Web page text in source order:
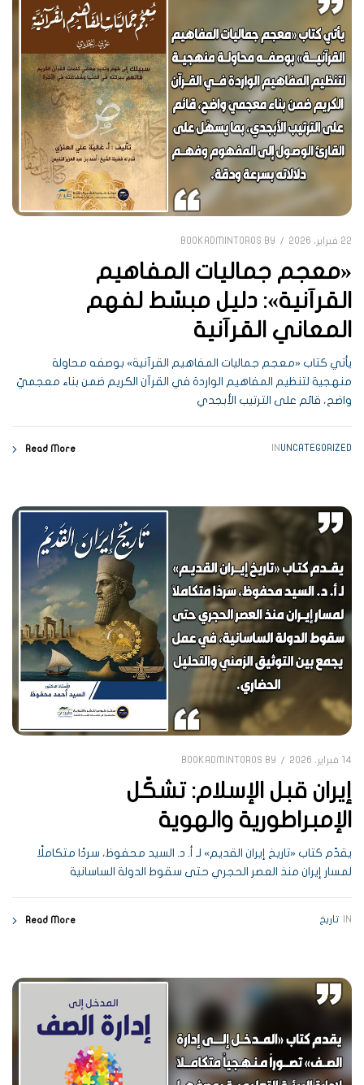
22 فبراير، 2026 BY
BOOKADMINTOROS
«معجم جماليات المفاهيم
القرآنية»: دليل مبسّط لفهم
المعاني القرآنية
يأتي كتاب «معجم جماليات المفاهيم القرآنية» بوصفه محاولة
منهجية لتنظيم المفاهيم الواردة في القرآن الكريم ضمن بناء معجميّ
واضح، قائم على الترتيب الأبجدي
IN UNCATEGORIZED
Read More
14 فبراير، 2026 BY
BOOKADMINTOROS
إيران قبل الإسلام: تشكّل
الإمبراطورية والهوية
يقدّم كتاب «تاريخ إيران القديم» لـ أ. د. السيد محفوظ، سردًا متكاملًا
لمسار إيران منذ العصر الحجري حتى سقوط الدولة الساسانية
IN تاريخ Read More